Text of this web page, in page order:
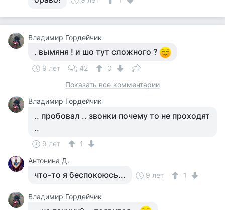
Владимир Гордейчик
. вымяня ! и шо тут сложного ?
9 лет 42
0
Показать все комментарии
Владимир Гордейчик
.. пробовал .. звонки почему то не проходят
..
9 лет
1
Антонина Д.
что-то я беспокоюсь... 9 лет 1
Владимир Гордейчик